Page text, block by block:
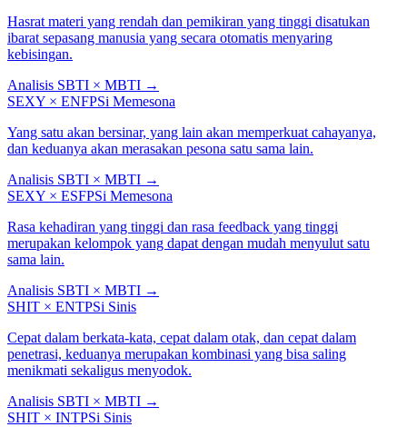
Hasrat materi yang rendah dan pemikiran yang tinggi disatukan
ibarat sepasang manusia yang secara otomatis menyaring
kebisingan.
Analisis SBTI × MBTI →
SEXY × ENFPSi Memesona
Yang satu akan bersinar, yang lain akan memperkuat cahayanya,
dan keduanya akan merasakan pesona satu sama lain.
Analisis SBTI × MBTI →
SEXY × ESFPSi Memesona
Rasa kehadiran yang tinggi dan rasa feedback yang tinggi
merupakan kelompok yang dapat dengan mudah menyulut satu
sama lain.
Analisis SBTI × MBTI →
SHIT × ENTPSi Sinis
Cepat dalam berkata-kata, cepat dalam otak, dan cepat dalam
penetrasi, keduanya merupakan kombinasi yang bisa saling
menikmati sekaligus menyodok.
Analisis SBTI × MBTI →
SHIT × INTPSi Sinis